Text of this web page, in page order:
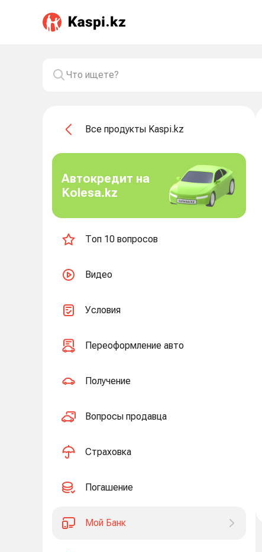
Все продукты Kaspi.kz
Автокредит на
Kolesa.kz
Топ 10 вопросов
Видео
Условия
Переоформление авто
Получение
Вопросы продавца
Страховка
Погашение
Мой Банк